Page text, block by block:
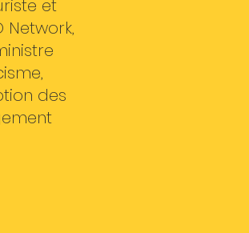
et
Network,
des